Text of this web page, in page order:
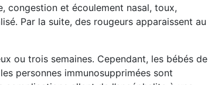
congestion et écoulement nasal, toux,
Par la suite, des rougeurs apparaissent au
ou trois semaines. Cependant, les bébés de
personnes immunosupprimées sont